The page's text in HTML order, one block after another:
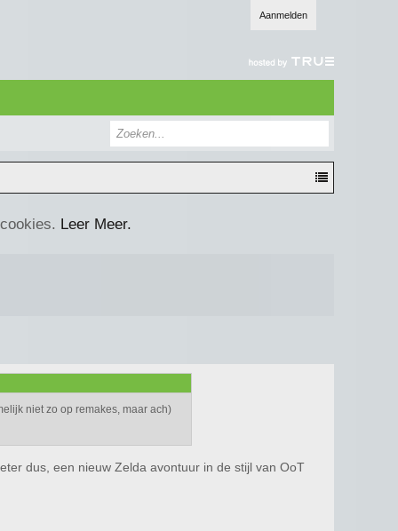
Aanmelden
Leer Meer.
niet zo op remakes, maar ach)
dus, een nieuw Zelda avontuur in de stijl van OoT